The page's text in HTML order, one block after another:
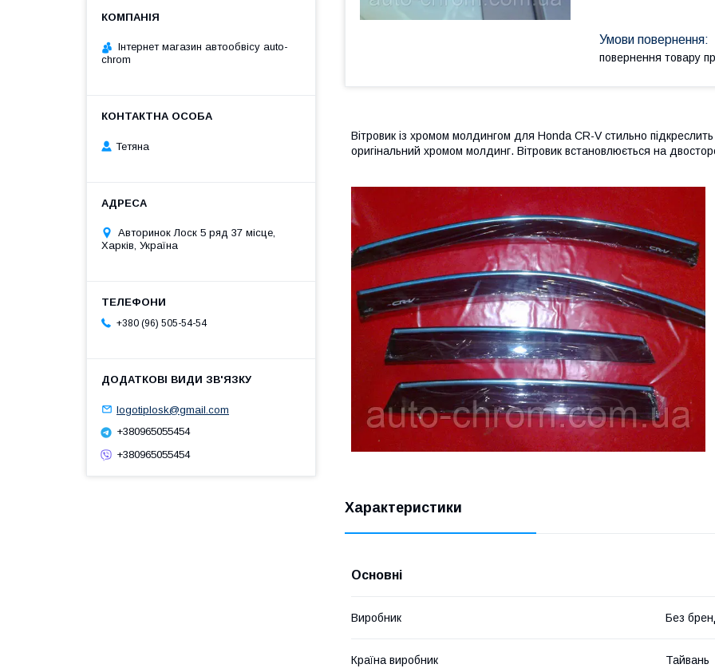
повернення товару
Вітровик із хромом молдингом для Honda CR-Vстильно
оригінальний хромом молдинг. Вітровик встановлюється на
Характеристики
Основні
Виробник Без
Країна виробник Тайвань
Інтернет магазин автообвісу auto-
chrom
Тетяна
Авторинок Лоск 5 ряд 37 місце,
Харків, Україна
+380 (96) 505-54-54
logotiplosk@gmail.com
+380965055454
+380965055454